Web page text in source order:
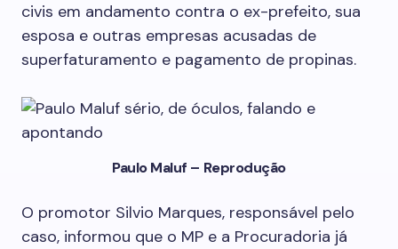
civis em andamento contra o ex-prefeito, sua
esposa e outras empresas acusadas de
superfaturamento e pagamento de propinas.
Paulo Maluf – Reprodução
O promotor Silvio Marques, responsável pelo
caso, informou que o MP e a Procuradoria já